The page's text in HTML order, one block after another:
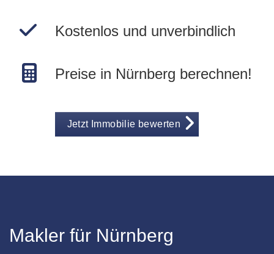
Kostenlos und unverbindlich
Preise in Nürnberg berechnen!
Jetzt Immobilie bewerten
Makler für Nürnberg